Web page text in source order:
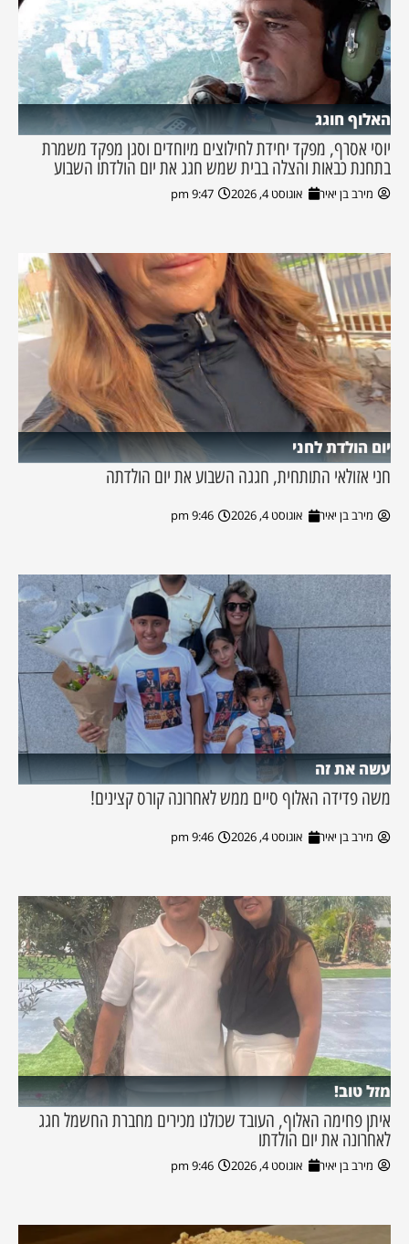
האלוף חוגג
יוסי אסרף, מפקד יחידת לחילוצים מיוחדים וסגן מפקד משמרת
בתחנת כבאות והצלה בבית שמש חגג את יום הולדתו השבוע
מירב בן יאיר אוגוסט 4, 2026 9:47 pm
יום הולדת לחני
חני אזולאי התותחית, חגגה השבוע את יום הולדתה
מירב בן יאיר אוגוסט 4, 2026 9:46 pm
עשה את זה
משה פדידה האלוף סיים ממש לאחרונה קורס קצינים!
מירב בן יאיר אוגוסט 4, 2026 9:46 pm
מזל טוב!
איתן פחימה האלוף, העובד שכולנו מכירים מחברת החשמל חגג
לאחרונה את יום הולדתו
מירב בן יאיר אוגוסט 4, 2026 9:46 pm